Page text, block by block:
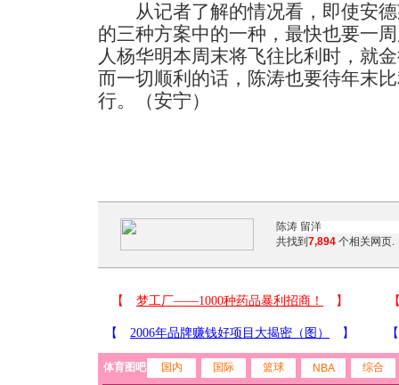
从记者了解的情况看，即使安德
的三种方案中的一种，最快也要一
人杨华明本周末将飞往比利时，就
而一切顺利的话，陈涛也要待年末
行。（安宁）
共找到 7,894 个相关网页.
体育图吧 国内 国际 篮球 NBA 综合